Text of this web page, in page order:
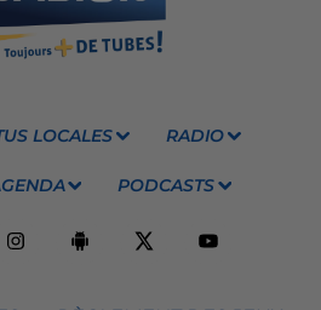
LOCALES RADIO
PODCASTS